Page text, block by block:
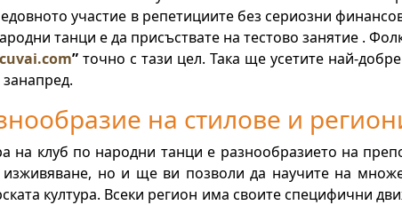
участие в репетициите без сериозни
танци е да присъствате на тестово занятие .
.com” точно с тази цел. Така ще усетите най-
на стилове и
на клуб по народни танци е разнообразието на
но и ще ви позволи да научите на
култура. Всеки регион има своите специфични